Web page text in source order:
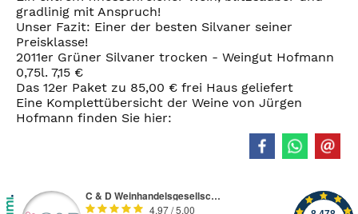
gradlinig mit Anspruch!
Unser Fazit: Einer der besten Silvaner seiner
Preisklasse!
2011er Grüner Silvaner trocken - Weingut Hofmann
0,75l. 7,15 €
Das 12er Paket zu 85,00 € frei Haus geliefert
Eine Komplettübersicht der Weine von Jürgen
Hofmann finden Sie hier: